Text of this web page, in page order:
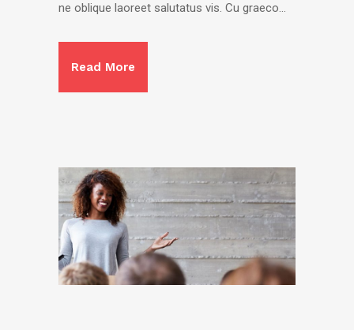
ne oblique laoreet salutatus vis. Cu graeco...
Read More